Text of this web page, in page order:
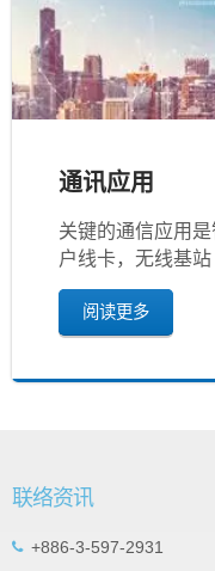
通讯应用
关键的通信应用
户线卡，无线基站
阅读更多
联络资讯
+886-3-597-2931